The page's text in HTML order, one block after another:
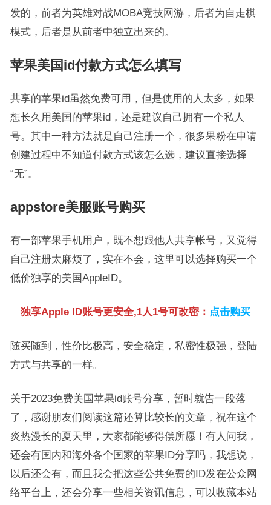
发的，前者为英雄对战MOBA竞技网游，后者为自走棋
模式，后者是从前者中独立出来的。
苹果美国id付款方式怎么填写
共享的苹果id虽然免费可用，但是使用的人太多，如果
想长久用美国的苹果id，还是建议自己拥有一个私人
号。其中一种方法就是自己注册一个，很多果粉在申请
创建过程中不知道付款方式该怎么选，建议直接选择
“无”。
appstore美服账号购买
有一部苹果手机用户，既不想跟他人共享帐号，又觉得
自己注册太麻烦了，实在不会，这里可以选择购买一个
低价独享的美国AppleID。
独享Apple ID账号更安全,1人1号可改密： 点击购买
随买随到，性价比极高，安全稳定，私密性极强，登陆
方式与共享的一样。
关于2023免费美国苹果id账号分享，暂时就告一段落
了，感谢朋友们阅读这篇还算比较长的文章，祝在这个
炎热漫长的夏天里，大家都能够得偿所愿！有人问我，
还会有国内和海外各个国家的苹果ID分享吗，我想说，
以后还会有，而且我会把这些公共免费的ID发在公众网
络平台上，还会分享一些相关资讯信息，可以收藏本站